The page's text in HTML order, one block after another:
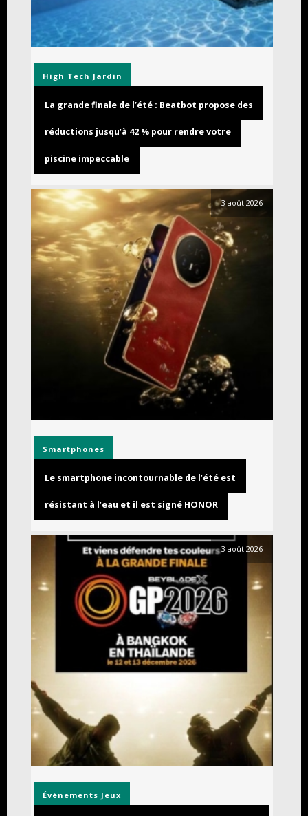
High Tech Jardin
La grande finale de l’été : Beatbot propose des
réductions jusqu’à 42 % pour rendre votre
piscine impeccable
3 août 2026
Smartphones
Le smartphone incontournable de l’été est
résistant à l’eau et il est signé HONOR
3 août 2026
Événements Jeux